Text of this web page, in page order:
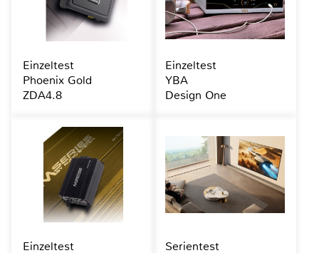
Einzeltest
Phoenix Gold
ZDA4.8
Einzeltest
YBA
Design One
Einzeltest
Serientest